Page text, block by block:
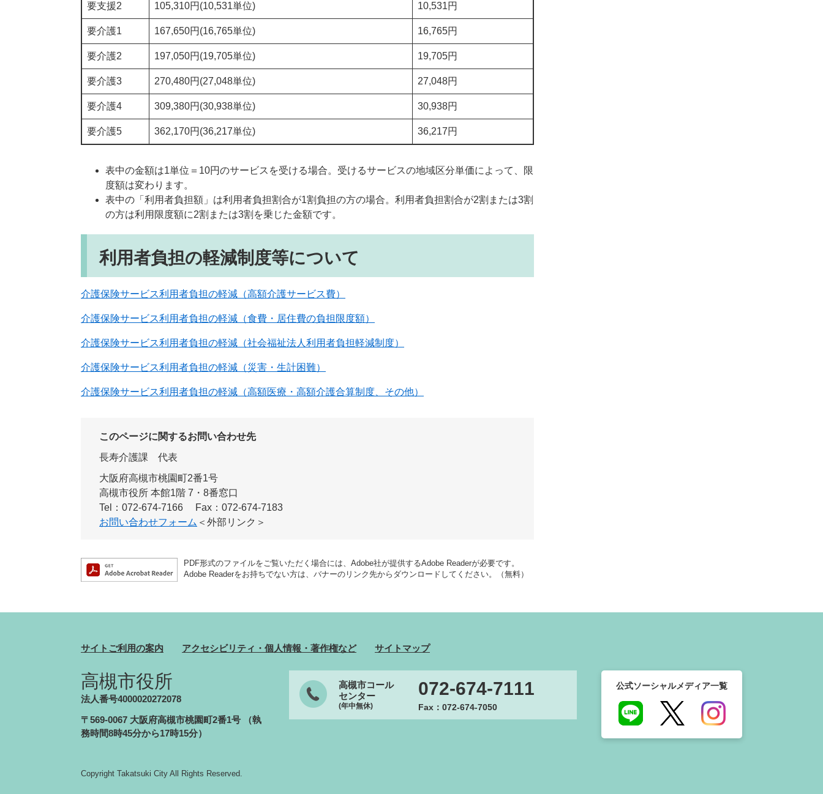
要支援2 105,310円(10,531単位) 10,531円
要介護1 167,650円(16,765単位) 16,765円
要介護2 197,050円(19,705単位) 19,705円
要介護3 270,480円(27,048単位) 27,048円
要介護4 309,380円(30,938単位) 30,938円
要介護5 362,170円(36,217単位) 36,217円
表中の金額は1単位＝10円のサービスを受ける場合。受けるサービスの地域区分単価によって、限
度額は変わります。
表中の「利用者負担額」は利用者負担割合が1割負担の方の場合。利用者負担割合が2割または3割
の方は利用限度額に2割または3割を乗じた金額です。
利用者負担の軽減制度等について
介護保険サービス利用者負担の軽減（高額介護サービス費）
介護保険サービス利用者負担の軽減（食費・居住費の負担限度額）
介護保険サービス利用者負担の軽減（社会福祉法人利用者負担軽減制度）
介護保険サービス利用者負担の軽減（災害・生計困難）
介護保険サービス利用者負担の軽減（高額医療・高額介護合算制度、その他）
このページに関するお問い合わせ先
長寿介護課
代表
大阪府高槻市桃園町2番1号
高槻市役所 本館1階 7・8番窓口
Tel：072-674-7166
Fax：072-674-7183
お問い合わせフォーム ＜外部リンク＞
PDF形式のファイルをご覧いただく場合には、Adobe社が提供するAdobe Readerが必要です。
Adobe Readerをお持ちでない方は、バナーのリンク先からダウンロードしてください。（無料）
サイトご利用の案内 アクセシビリティ・個人情報・著作権など サイトマップ
高槻市役所
法人番号4000020272078
〒569-0067 大阪府高槻市桃園町2番1号
（執
務時間8時45分から17時15分）
高槻市コール
センター
(年中無休)
072-674-7111
Fax：072-674-7050
公式ソーシャルメディア一覧
Copyright Takatsuki City All Rights Reserved.